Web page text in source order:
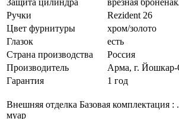
Ручки
Rezident 26
Цвет фурнитуры
хром/золото
Глазок
есть
Страна производства
Россия
Производитель
Арма, г.
Гарантия
1 год
Внешняя отделка Базовая комплектация
муар